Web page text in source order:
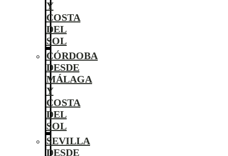
Y
COSTA
DEL
SOL
CÓRDOBA
DESDE
MÁLAGA
Y
COSTA
DEL
SOL
SEVILLA
DESDE